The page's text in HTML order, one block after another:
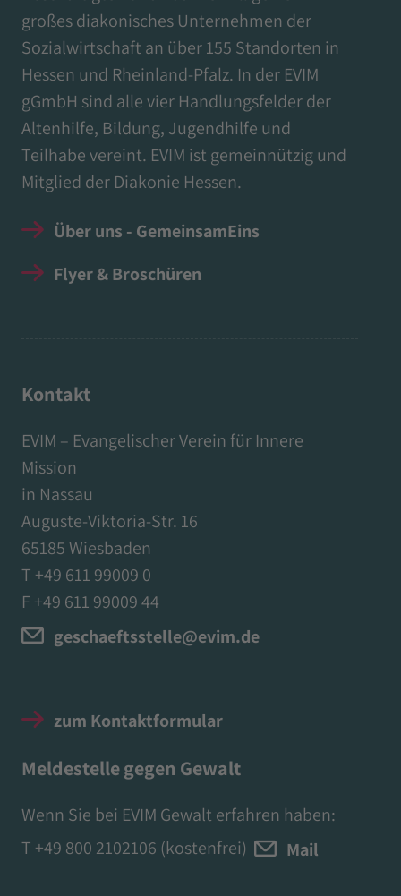
großes diakonisches Unternehmen der
Sozialwirtschaft an über 155 Standorten in
Hessen und Rheinland-Pfalz. In der EVIM
gGmbH sind alle vier Handlungsfelder der
Altenhilfe, Bildung, Jugendhilfe und
Teilhabe vereint. EVIM ist gemeinnützig und
Mitglied der Diakonie Hessen.
Über uns - GemeinsamEins
Flyer & Broschüren
Kontakt
EVIM – Evangelischer Verein für Innere
Mission
in Nassau
Auguste-Viktoria-Str. 16
65185 Wiesbaden
T +49 611 99009 0
F +49 611 99009 44
geschaeftsstelle@evim.de
zum Kontaktformular
Meldestelle gegen Gewalt
Wenn Sie bei EVIM Gewalt erfahren haben:
T +49 800 2102106 (kostenfrei) Mail